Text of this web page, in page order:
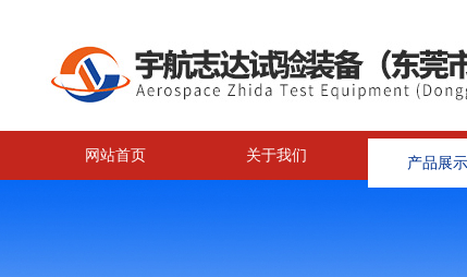
网站首页 关于我们 产品展示